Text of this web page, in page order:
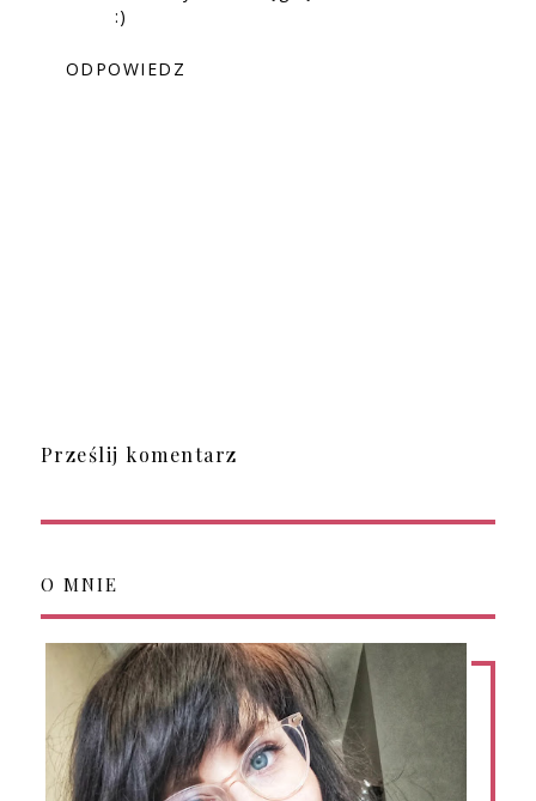
:)
ODPOWIEDZ
Prześlij komentarz
O MNIE